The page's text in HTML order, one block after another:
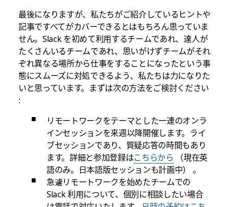
最後になりますが、私たちがご紹介しているヒントや
記事ですべてがカバーできるとはもちろん思っていま
せん。Slack を初めて利用するチームであれ、達人が
たくさんいるチームであれ、思いがけずチームがそれ
ぞれ異なる場所から仕事をすることになったという事
態にスムーズに対処できるよう、私たちは力になりた
いと思っています。まずは次の方法をご検討ください
:
リモートワークをテーマとした一連のオンラ
インセッションを来週以降開催します。ライ
ブセッションであり、質疑応答の時間もあり
ます。詳細と参加登録はこちらから （現在英
語のみ。日本語版セッションも計画中） 。
急遽リモートワークを始めたチームでの
Slack 利用について、個別に相談したい場合